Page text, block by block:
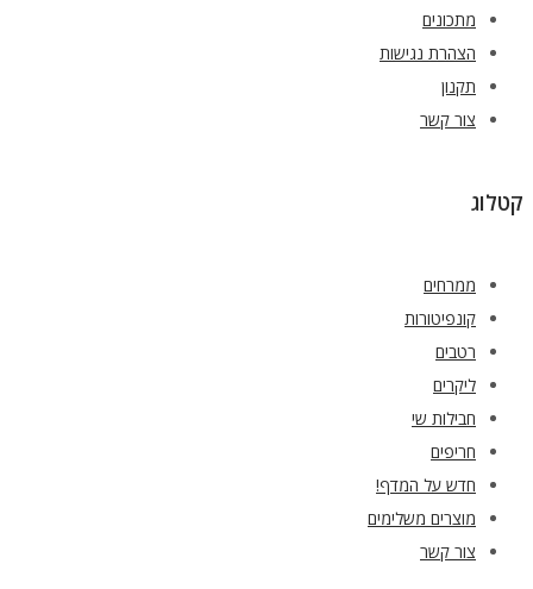
מתכונים
הצהרת נגישות
תקנון
צור קשר
קטלוג
ממרחים
קונפיטורות
רטבים
ליקרים
חבילות שי
חריפים
חדש על המדף!
מוצרים משלימים
צור קשר